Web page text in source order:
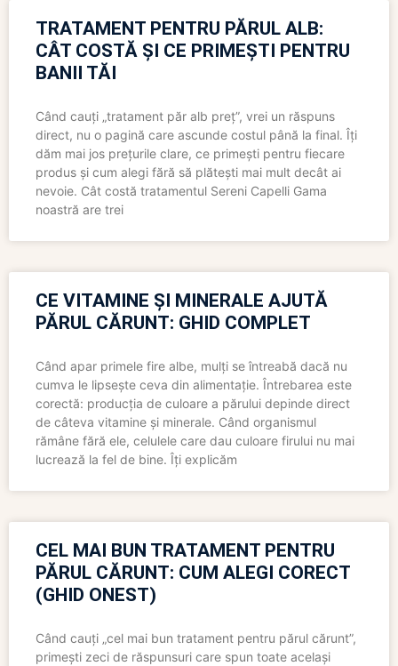
TRATAMENT PENTRU PĂRUL ALB:
CÂT COSTĂ ȘI CE PRIMEȘTI PENTRU
BANII TĂI
Când cauți „tratament păr alb preț”, vrei un răspuns
direct, nu o pagină care ascunde costul până la final. Îți
dăm mai jos prețurile clare, ce primești pentru fiecare
produs și cum alegi fără să plătești mai mult decât ai
nevoie. Cât costă tratamentul Sereni Capelli Gama
noastră are trei
CE VITAMINE ȘI MINERALE AJUTĂ
PĂRUL CĂRUNT: GHID COMPLET
Când apar primele fire albe, mulți se întreabă dacă nu
cumva le lipsește ceva din alimentație. Întrebarea este
corectă: producția de culoare a părului depinde direct
de câteva vitamine și minerale. Când organismul
rămâne fără ele, celulele care dau culoare firului nu mai
lucrează la fel de bine. Îți explicăm
CEL MAI BUN TRATAMENT PENTRU
PĂRUL CĂRUNT: CUM ALEGI CORECT
(GHID ONEST)
Când cauți „cel mai bun tratament pentru părul cărunt”,
primești zeci de răspunsuri care spun toate același